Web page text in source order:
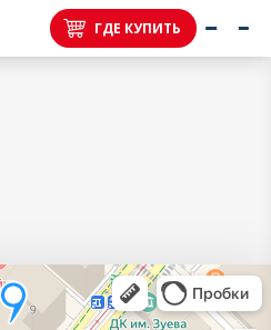
ГДЕ КУПИТЬ